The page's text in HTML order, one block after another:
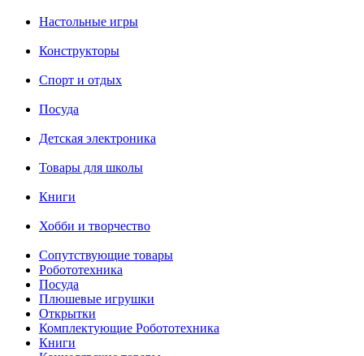
Настольные игры
Конструкторы
Спорт и отдых
Посуда
Детская электроника
Товары для школы
Книги
Хобби и творчество
Сопутствующие товары
Робототехника
Посуда
Плюшевые игрушки
Открытки
Комплектующие Робототехника
Книги